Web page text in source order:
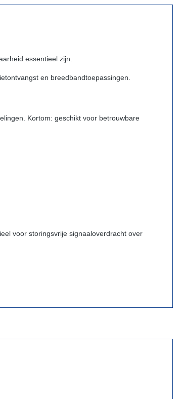
essentieel zijn.
en breedbandtoepassingen.
Kortom: geschikt voor betrouwbare
voor storingsvrije signaaloverdracht over